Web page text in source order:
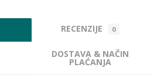
RECENZIJE 0
DOSTAVA & NAČIN
PLAĆANJA